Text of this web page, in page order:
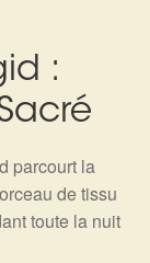
:
parcourt la
de tissu
toute la nuit